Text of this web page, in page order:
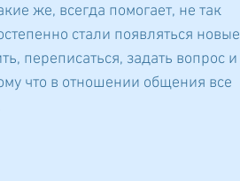
же, всегда помогает, не так
стали появляться новые
переписаться, задать вопрос и
что в отношении общения все